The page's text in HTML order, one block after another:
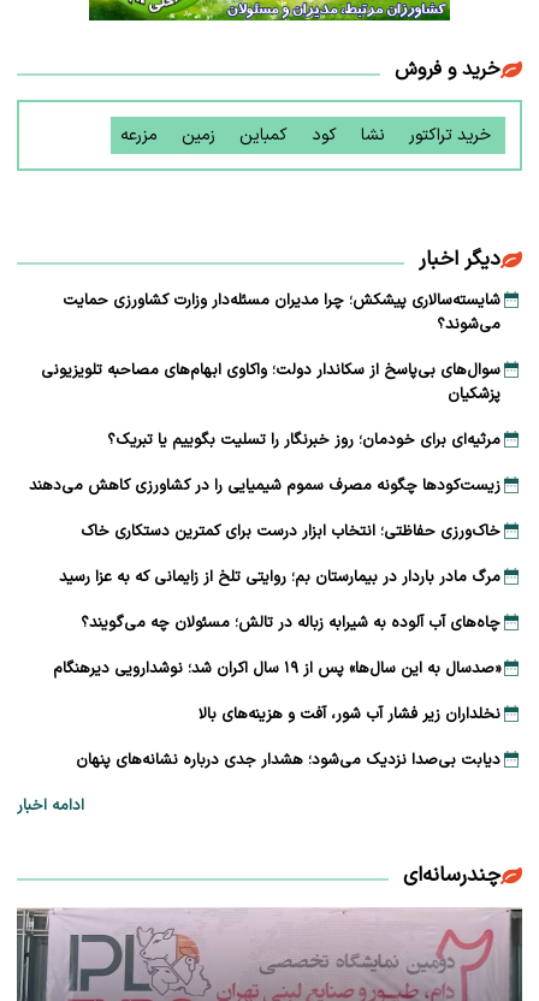
خرید و فروش
خرید تراکتور نشا کود کمباین زمین مزرعه
دیگر اخبار
شایسته‌سالاری پیشکش؛ چرا مدیران مسئله‌دار وزارت کشاورزی حمایت
می‌شوند؟
سوال‌های بی‌پاسخ از سکاندار دولت؛ واکاوی ابهام‌های مصاحبه تلویزیونی
پزشکیان
مرثیه‌ای برای خودمان؛ روز خبرنگار را تسلیت بگوییم یا تبریک؟
زیست‌کودها چگونه مصرف سموم شیمیایی را در کشاورزی کاهش می‌دهند
خاک‌ورزی حفاظتی؛ انتخاب ابزار درست برای کمترین دستکاری خاک
مرگ مادر باردار در بیمارستان بم؛ روایتی تلخ از زایمانی که به عزا رسید
چاه‌های آب آلوده به شیرابه زباله در تالش؛ مسئولان چه می‌گویند؟
«صدسال به این سال‌ها» پس از ۱۹ سال اکران شد؛ نوشدارویی دیرهنگام
نخلداران زیر فشار آب شور، آفت و هزینه‌های بالا
دیابت بی‌صدا نزدیک می‌شود؛ هشدار جدی درباره نشانه‌های پنهان
ادامه اخبار
چندرسانه‌ای